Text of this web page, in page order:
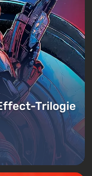
Trilogie